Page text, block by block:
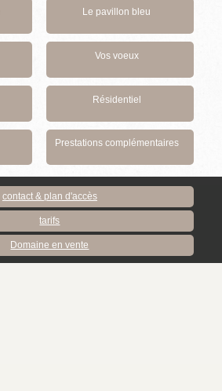
Le pavillon bleu
Vos voeux
Résidentiel
Prestations complémentaires
contact & plan d'accès
tarifs
Domaine en vente